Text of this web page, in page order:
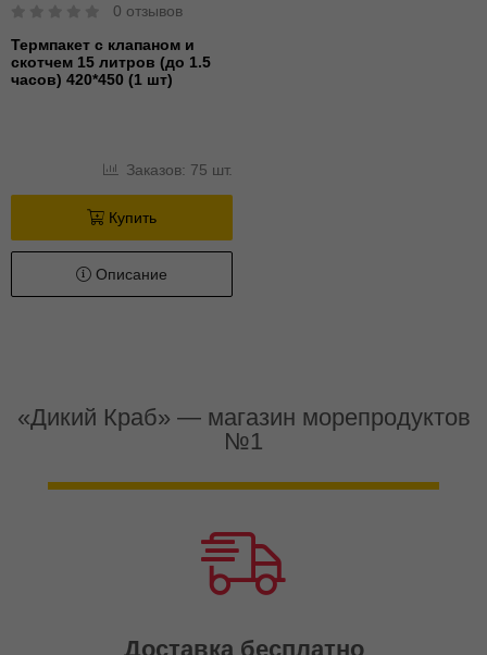
0 отзывов
Термпакет с клапаном и
скотчем 15 литров (до 1.5
часов) 420*450 (1 шт)
Заказов: 75 шт.
Купить
Описание
«Дикий Краб» — магазин морепродуктов
№1
Доставка бесплатно